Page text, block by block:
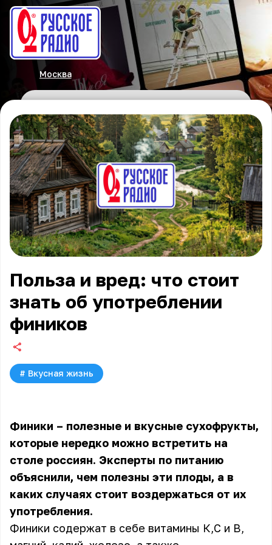
Москва
Польза и вред: что стоит
знать об употреблении
фиников
# Вкусная жизнь
Финики – полезные и вкусные сухофрукты,
которые нередко можно встретить на
столе россиян. Эксперты по питанию
объяснили, чем полезны эти плоды, а в
каких случаях стоит воздержаться от их
употребления.
Финики содержат в себе витамины К,С и В,